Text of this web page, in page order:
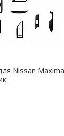
Nissan Maxima